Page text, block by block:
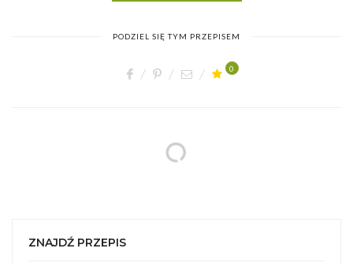
PODZIEL SIĘ TYM PRZEPISEM
0
ZNAJDŹ PRZEPIS